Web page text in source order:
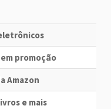
promoção
Amazon
e mais